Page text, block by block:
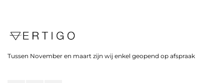
Tussen November en maart zijn wij enkel geopend op afspraak